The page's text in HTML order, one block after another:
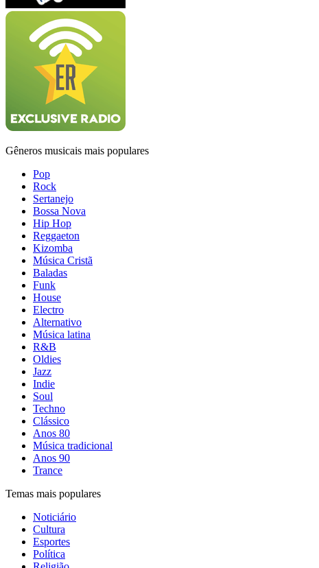
Gêneros musicais mais populares
Pop
Rock
Sertanejo
Bossa Nova
Hip Hop
Reggaeton
Kizomba
Música Cristã
Baladas
Funk
House
Electro
Alternativo
Música latina
R&B
Oldies
Jazz
Indie
Soul
Techno
Clássico
Anos 80
Música tradicional
Anos 90
Trance
Temas mais populares
Noticiário
Cultura
Esportes
Política